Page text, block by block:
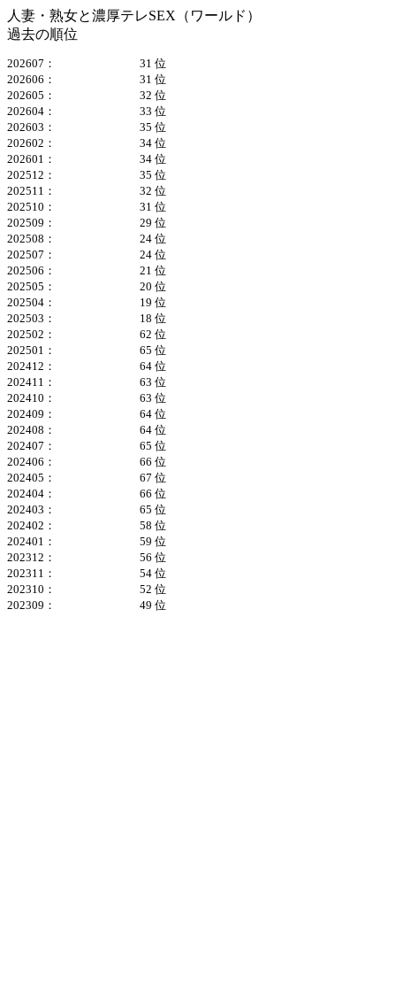
人妻・熟女と濃厚テレSEX（ワールド）
過去の順位
202607：
31 位
202606：
31 位
202605：
32 位
202604：
33 位
202603：
35 位
202602：
34 位
202601：
34 位
202512：
35 位
202511：
32 位
202510：
31 位
202509：
29 位
202508：
24 位
202507：
24 位
202506：
21 位
202505：
20 位
202504：
19 位
202503：
18 位
202502：
62 位
202501：
65 位
202412：
64 位
202411：
63 位
202410：
63 位
202409：
64 位
202408：
64 位
202407：
65 位
202406：
66 位
202405：
67 位
202404：
66 位
202403：
65 位
202402：
58 位
202401：
59 位
202312：
56 位
202311：
54 位
202310：
52 位
202309：
49 位